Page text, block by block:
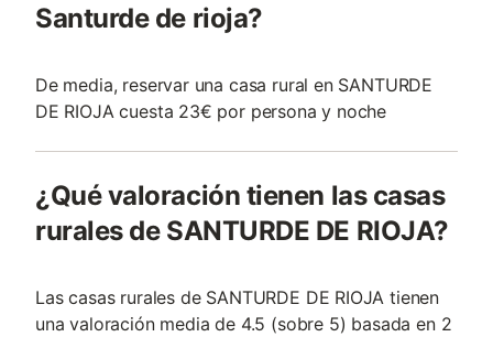
Santurde de rioja?
De media, reservar una casa rural en SANTURDE
DE RIOJA cuesta 23€ por persona y noche
¿Qué valoración tienen las casas
rurales de SANTURDE DE RIOJA?
Las casas rurales de SANTURDE DE RIOJA tienen
una valoración media de 4.5 (sobre 5) basada en 2